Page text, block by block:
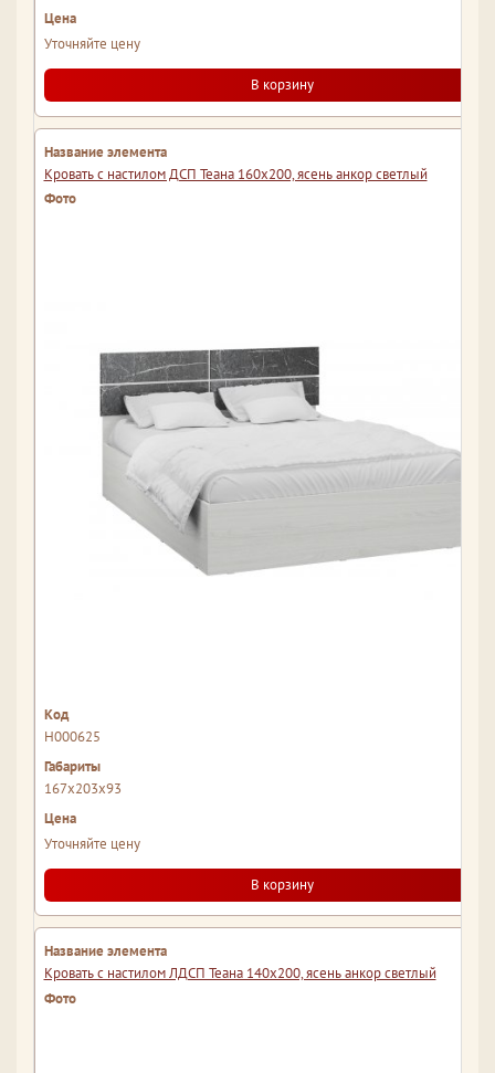
Уточняйте цену
В корзину
Кровать с настилом ДСП Теана 160х200, ясень анкор светлый
Н000625
167x203x93
Уточняйте цену
В корзину
Кровать с настилом ЛДСП Теана 140х200, ясень анкор светлый